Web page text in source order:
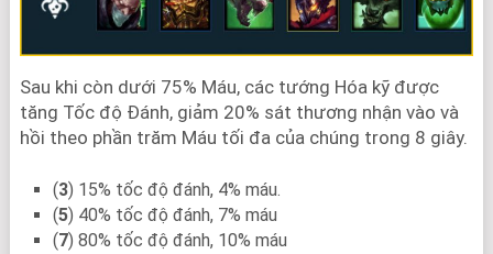
Sau khi còn dưới 75% Máu, các tướng Hóa kỹ được
tăng Tốc độ Đánh, giảm 20% sát thương nhận vào và
hồi theo phần trăm Máu tối đa của chúng trong 8 giây.
(3) 15% tốc độ đánh, 4% máu.
(5) 40% tốc độ đánh, 7% máu
(7) 80% tốc độ đánh, 10% máu